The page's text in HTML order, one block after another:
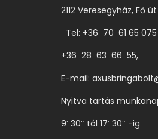
2112 Veresegyház, Fő
Tel: +36 70 61 65 075
+36 28 63 66 55,
E-mail:
Nyitva tartás
9′ 30″ tól 17′ 30″ -ig